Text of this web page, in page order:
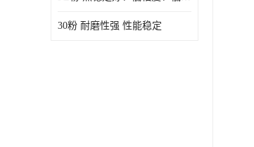
30粉 耐磨性强 性能稳定